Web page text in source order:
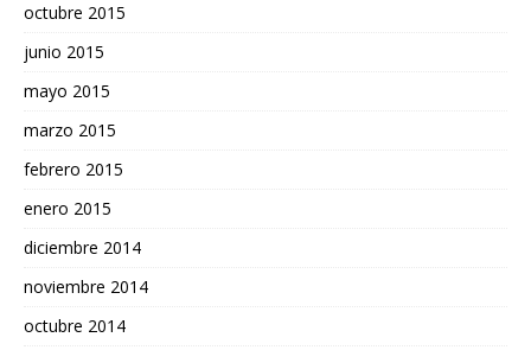
octubre 2015
junio 2015
mayo 2015
marzo 2015
febrero 2015
enero 2015
diciembre 2014
noviembre 2014
octubre 2014